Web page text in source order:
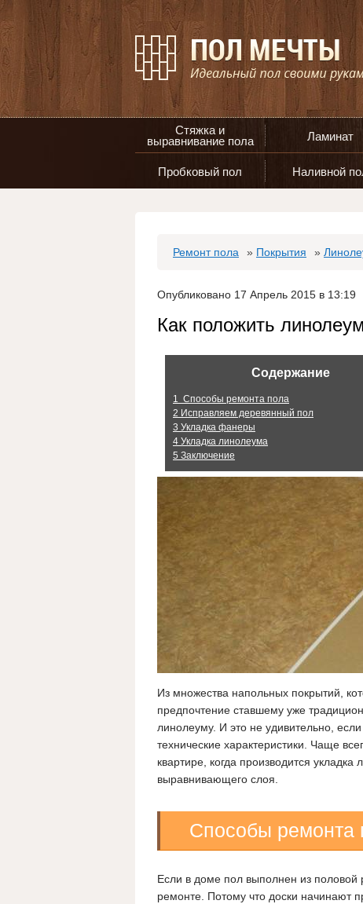
Стяжка и
выравнивание пола
Ламинат
Пробковый пол Наливной
Ремонт пола » Покрытия »
Опубликовано 17 Апрель 2015 в 13:19
Как положить
Содержание
1 Способы ремонта пола
2 Исправляем деревянный пол
3 Укладка фанеры
4 Укладка линолеума
5 Заключение
Из множества напольных покрытий,
предпочтение ставшему уже
линолеуму. И это не удивительно,
технические характеристики. Чаще
квартире, когда производится
выравнивающего слоя.
Способы ремонта
Если в доме пол выполнен из половой
ремонте. Потому что доски начинают